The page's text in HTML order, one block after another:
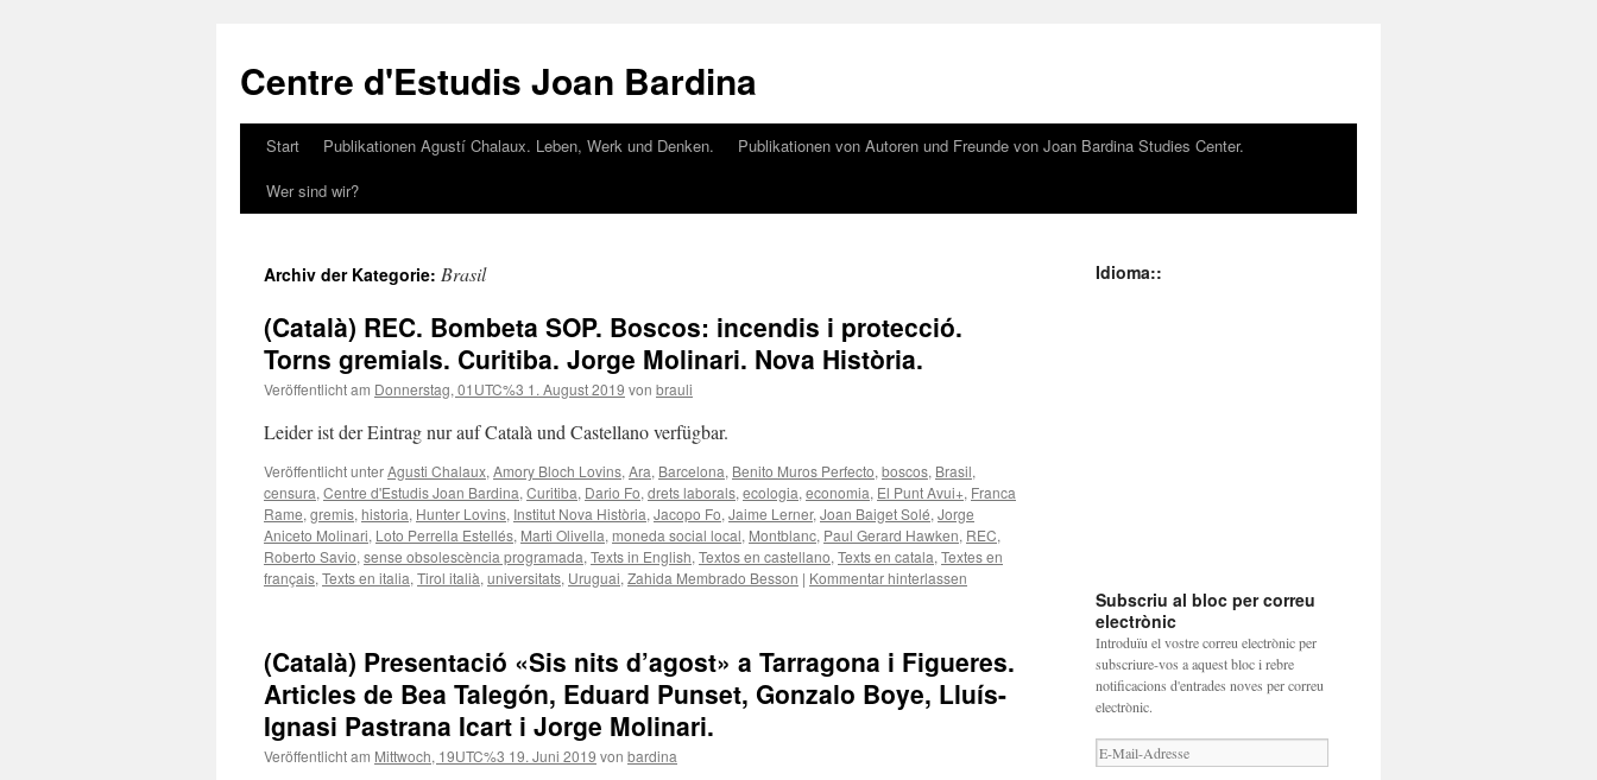
springen
Centre d'Estudis Joan Bardina
Start Publikationen Agustí Chalaux. Leben, Werk und Denken.
Publikationen von Autoren und Freunde von Joan Bardina Studies Center.
Wer sind wir?
Archiv der Kategorie: Brasil
(Català) REC. Bombeta SOP. Boscos: incendis i protecció.
Torns gremials. Curitiba. Jorge Molinari. Nova Història.
Veröffentlicht am Donnerstag, 01UTC%3 1. August 2019 von brauli
Leider ist der Eintrag nur auf Català und Castellano verfügbar.
Veröffentlicht unterAgusti Chalaux, Amory Bloch Lovins, Ara, Barcelona, Benito Muros Perfecto, boscos, Brasil,
censura, Centre d'Estudis Joan Bardina, Curitiba, Dario Fo, drets laborals, ecologia, economia, El Punt Avui+, Franca
Rame, gremis, historia, Hunter Lovins, Institut Nova Història, Jacopo Fo, Jaime Lerner, Joan Baiget Solé, Jorge
Aniceto Molinari, Loto Perrella Estellés, Marti Olivella, moneda social local, Montblanc, Paul Gerard Hawken, REC,
Roberto Savio, sense obsolescència programada, Texts in English, Textos en castellano, Texts en catala, Textes en
français, Texts en italia, Tirol italià, universitats, Uruguai, Zahida Membrado Besson | Kommentar hinterlassen
(Català) Presentació «Sis nits d’agost» a Tarragona i Figueres.
Articles de Bea Talegón, Eduard Punset, Gonzalo Boye, Lluís-
Ignasi Pastrana Icart i Jorge Molinari.
Veröffentlicht am Mittwoch, 19UTC%3 19. Juni 2019 von bardina
Idioma::
Subscriu al bloc per correu
electrònic
Introduïu el vostre correu electrònic per
subscriure-vos a aquest bloc i rebre
notificacions d'entrades noves per correu
electrònic.
E-
Mail-